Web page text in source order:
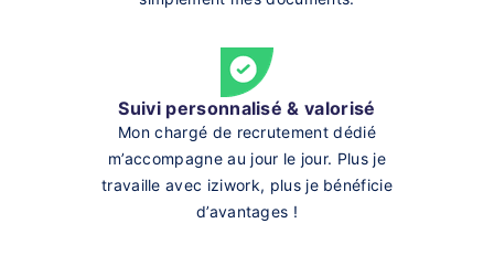
Suivi personnalisé & valorisé
Mon chargé de recrutement dédié
m’accompagne au jour le jour. Plus je
travaille avec iziwork, plus je bénéficie
d’avantages !